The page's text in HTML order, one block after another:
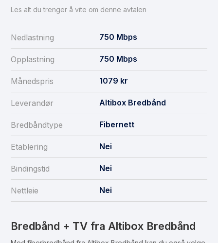
Les alt du trenger å vite om denne avtalen
Nedlastning 750 Mbps
Opplastning 750 Mbps
Månedspris 1079 kr
Leverandør Altibox Bredbånd
Bredbåndtype Fibernett
Etablering Nei
Bindingstid Nei
Nettleie Nei
Bredbånd + TV fra Altibox Bredbånd